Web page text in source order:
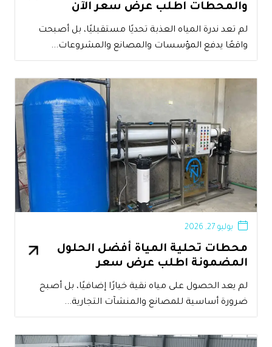
والمحطات اطلب عرض سعر الآن
لم تعد ندرة المياه العذبة تحديًا مستقبليًا، بل أصبحت
واقعًا يدفع المؤسسات والمصانع والمشروعات...
محطات تحلية المياة أفضل الحلول
المضمونة اطلب عرض سعر
يوليو 27, 2026
لم يعد الحصول على مياه نقية خيارًا إضافيًا، بل أصبح
ضرورة أساسية للمصانع والمنشآت التجارية...